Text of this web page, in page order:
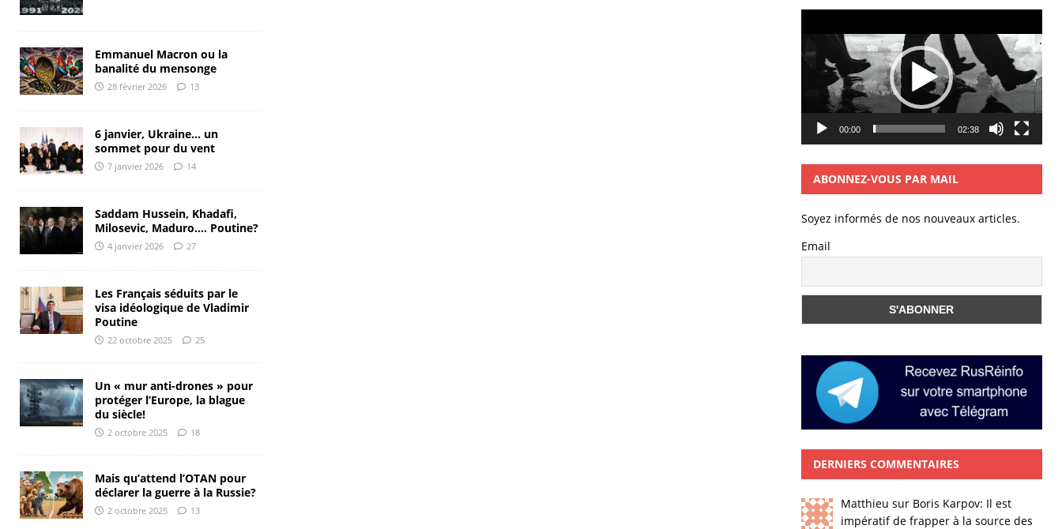
Emmanuel Macron ou la
banalité du mensonge
28 février 2026 13
6 janvier, Ukraine… un
sommet pour du vent
7 janvier 2026 14
Saddam Hussein, Khadafi,
Milosevic, Maduro…. Poutine?
4 janvier 2026 27
Les Français séduits par le
visa idéologique de Vladimir
Poutine
22 octobre 2025 25
Un « mur anti-drones » pour
protéger l’Europe, la blague
du siècle!
2 octobre 2025 18
Mais qu’attend l’OTAN pour
déclarer la guerre à la Russie?
2 octobre 2025 13
vidéo
00:00 02:38
ABONNEZ-VOUS PAR MAIL
Soyez informés de nos nouveaux articles.
Email
DERNIERS COMMENTAIRES
Matthieu sur Boris Karpov: Il est
impératif de frapper à la source des